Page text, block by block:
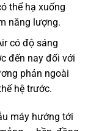
thể hạ xuống
năng lượng.
có độ sáng
đến nay đối với
phản ngoài
hệ trước.
máy hướng tới